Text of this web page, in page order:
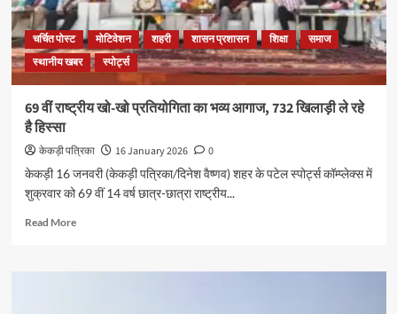
चर्चित पोस्ट मोटिवेशन शहरी शासन प्रशासन शिक्षा
समाज
स्थानीय खबर
स्पोर्ट्स
69 वीं राष्ट्रीय खो-खो प्रतियोगिता का भव्य आगाज, 732 खिलाड़ी ले रहे
है हिस्सा
केकड़ी पत्रिका 16 January 2026
0
केकड़ी 16 जनवरी (केकड़ी पत्रिका/दिनेश वैष्णव) शहर के पटेल स्पोर्ट्स कॉम्प्लेक्स में
शुक्रवार को 69 वीं 14 वर्ष छात्र-छात्रा राष्ट्रीय...
Read More